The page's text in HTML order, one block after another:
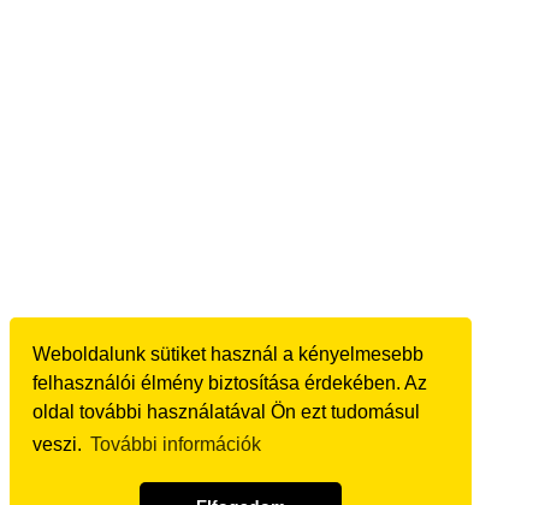
Weboldalunk sütiket használ a kényelmesebb
felhasználói élmény biztosítása érdekében. Az
oldal további használatával Ön ezt tudomásul
veszi. További információk